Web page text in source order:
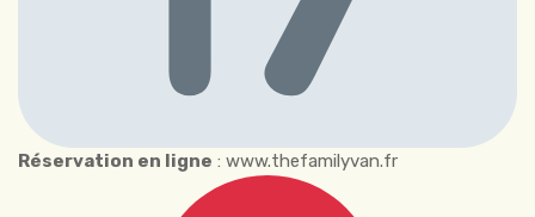
Réservation en ligne : www.thefamilyvan.fr